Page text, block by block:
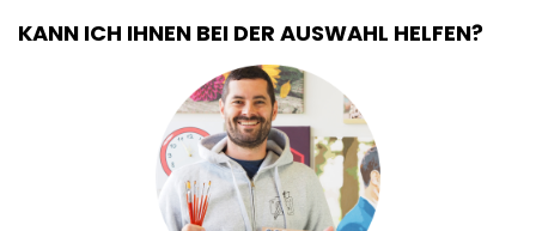
KANN ICH IHNEN BEI DER AUSWAHL HELFEN?